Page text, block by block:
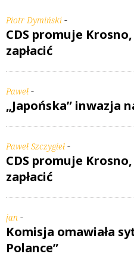
Piotr Dymiński -
CDS promuje
zapłacić
Paweł -
„Japońska” inwazja
Paweł Szczygieł -
CDS promuje
zapłacić
jan -
Komisja omawiała
Polance”